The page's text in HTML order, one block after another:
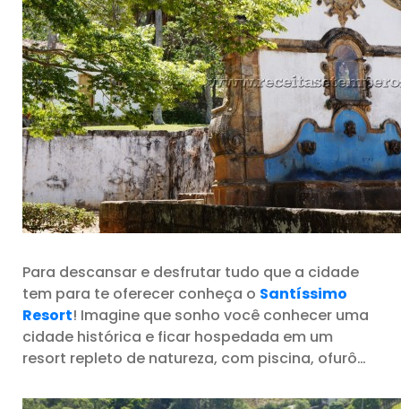
Para descansar e desfrutar tudo que a cidade
tem para te oferecer conheça o Santíssimo
Resort! Imagine que sonho você conhecer uma
cidade histórica e ficar hospedada em um
resort repleto de natureza, com piscina, ofurô…